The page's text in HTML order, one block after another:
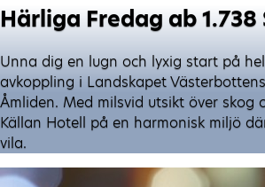
Härliga Fredag ab 1.738
Unna dig en lugn och lyxig start på
avkoppling i Landskapet
Åmliden. Med milsvid utsikt över skog
Källan Hotell på en harmonisk miljö
vila.